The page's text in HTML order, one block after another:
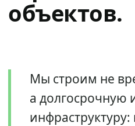
объектов.
Мы строим не
а долгосрочную